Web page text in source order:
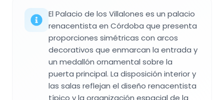
El Palacio de los Villalones es un palacio
renacentista en Córdoba que presenta
proporciones simétricas con arcos
decorativos que enmarcan la entrada y
un medallón ornamental sobre la
puerta principal. La disposición interior y
las salas reflejan el diseño renacentista
típico y la organización espacial de la